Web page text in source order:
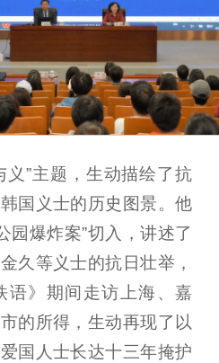
义”主题，生动描绘了抗
国义士的历史图景。他
园爆炸案”切入，讲述了
久等义士的抗日壮举，
语》期间走访上海、嘉
的所得，生动再现了以
国人士长达十三年掩护